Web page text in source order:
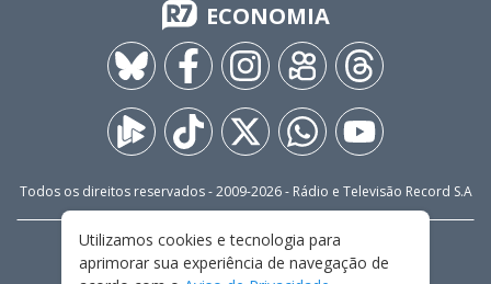
ECONOMIA
Todos os direitos reservados - 2009-2026- Rádio e Televisão Record S.A
CARREIRA FALE CONOSCO
PRIVACIDADE
TERMOS E CONDIÇÕES DE USO
Utilizamos cookies e tecnologia para
aprimorar sua experiência de navegação de